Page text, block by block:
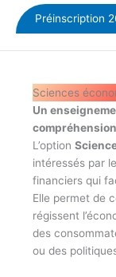
Préinscription
Sciences
Un
L’option
intéressés par
financiers qui
Elle permet de
régissent
des
ou des